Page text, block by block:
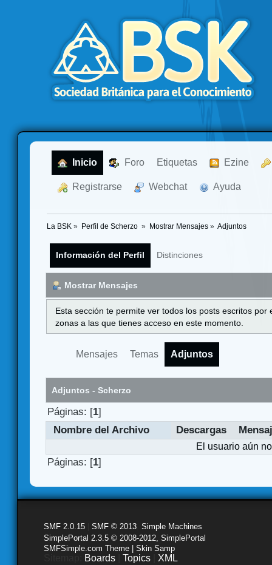
Inicio Foro Etiquetas Ezine
Registrarse Webchat Ayuda
La BSK » Perfil de Scherzo » Mostrar Mensajes» Adjuntos
Información del Perfil Distinciones
Mostrar Mensajes
Esta sección te permite ver todos los posts escritos
zonas a las que tienes acceso en este momento.
Mensajes Temas Adjuntos
Adjuntos - Scherzo
Páginas: [1]
Nombre del Archivo
Descargas
El usuario aún
Páginas: [1]
SMF 2.0.15 SMF © 2013 Simple Machines
SimplePortal 2.3.5 © 2008-2012, SimplePortal
SMFSimple.com Theme | Skin Samp
Boards Topics XML